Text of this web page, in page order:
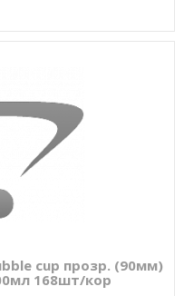
cup прозр. (90мм)
168шт/кор